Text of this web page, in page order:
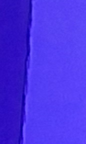
Kup BiH
Poznati parovi
i Hercegovine!
1 godina 7 mjesec